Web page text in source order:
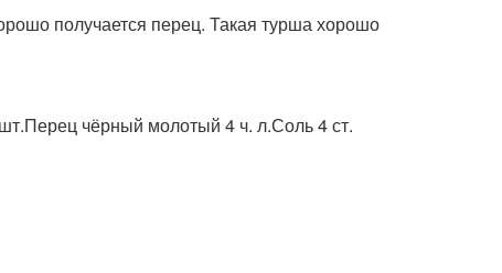
получается перец. Такая турша хорошо
чёрный молотый 4 ч. л.Соль 4 ст.